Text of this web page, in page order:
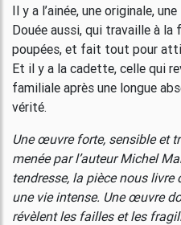
Il y a l’ainée, une originale,
Douée aussi, qui travaille à
poupées, et fait tout pour
Et il y a la cadette, celle qui
familiale après une longue
vérité.
Une œuvre forte, sensible et
menée par l’auteur Michel
tendresse, la pièce nous
une vie intense. Une œuvre
révèlent les failles et les